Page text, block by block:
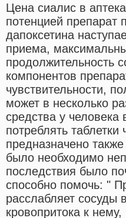
Цена сиалис в
потенцией
дапоксетина
приема,
продолжительность
компонентов
чувствительности,
может в несколько
средства у человека
потреблять
предназначено
было необходимо
последствия было
способно помочь: "
расслабляет сосуды
кровопритока к